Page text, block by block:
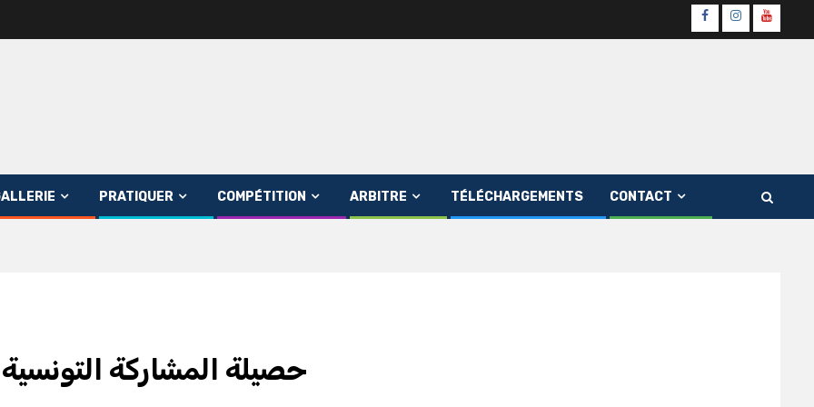
Page
Officielle
Instagram
youtube
Channel
PRATIQUER COMPÉTITION ARBITRE TÉLÉCHARGEMENTS CONTACT
حصيلة المشاركة